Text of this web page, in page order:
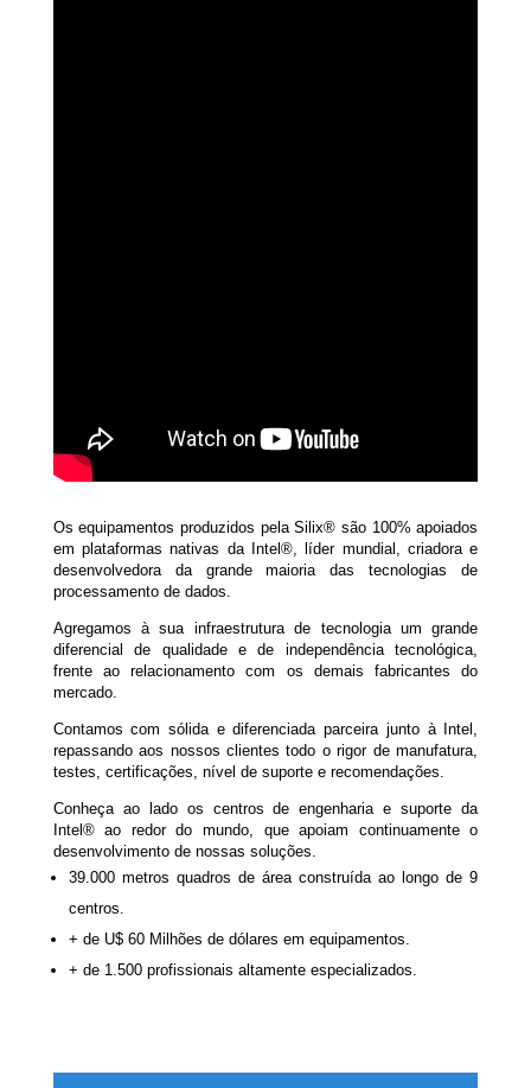
Os equipamentos produzidos pela Silix® são 100% apoiados
em plataformas nativas da Intel®, líder mundial, criadora e
desenvolvedora da grande maioria das tecnologias de
processamento de dados.
Agregamos à sua infraestrutura de tecnologia um grande
diferencial de qualidade e de independência tecnológica,
frente ao relacionamento com os demais fabricantes do
mercado.
Contamos com sólida e diferenciada parceira junto à Intel,
repassando aos nossos clientes todo o rigor de manufatura,
testes, certificações, nível de suporte e recomendações.
Conheça ao lado os centros de engenharia e suporte da
Intel® ao redor do mundo, que apoiam continuamente o
desenvolvimento de nossas soluções.
39.000 metros quadros de área construída ao longo de 9
centros.
+ de U$ 60 Milhões de dólares em equipamentos.
+ de 1.500 profissionais altamente especializados.